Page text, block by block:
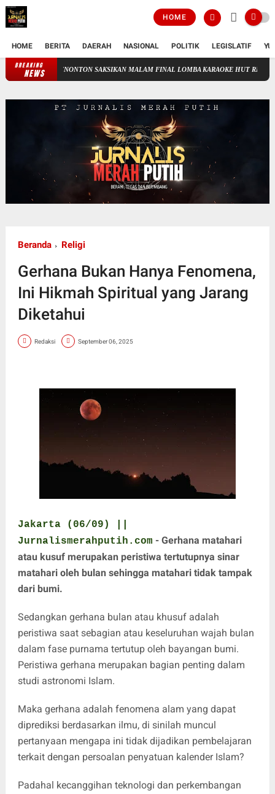
HOME
HOME BERITA DAERAH NASIONAL POLITIK LEGISLATIF
BREAKING
NEWS
800 PENONTON SAKSIKAN MALAM FINAL LOMBA KARAOKE HUT RI KE-81 DI
Beranda Religi
Gerhana Bukan Hanya Fenomena,
Ini Hikmah Spiritual yang Jarang
Diketahui
Redaksi September 06, 2025
Jakarta (06/09) ||
Jurnalismerahputih.com - Gerhana matahari
atau kusuf merupakan peristiwa tertutupnya sinar
matahari oleh bulan sehingga matahari tidak tampak
dari bumi.
Sedangkan gerhana bulan atau khusuf adalah
peristiwa saat sebagian atau keseluruhan wajah bulan
dalam fase purnama tertutup oleh bayangan bumi.
Peristiwa gerhana merupakan bagian penting dalam
studi astronomi Islam.
Maka gerhana adalah fenomena alam yang dapat
diprediksi berdasarkan ilmu, di sinilah muncul
pertanyaan mengapa ini tidak dijadikan pembelajaran
terkait dengan persoalan penyatuan kalender Islam?
Padahal kecanggihan teknologi dan perkembangan